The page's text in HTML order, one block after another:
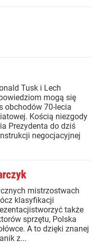
Tusk i Lech
mogą się
obchodów 70-lecia
Kością niezgody
Prezydenta do dziś
negocjacyjnej
mistrzostwach
klasyfikacji
także
sprzętu, Polska
A to dzięki znanej
z...